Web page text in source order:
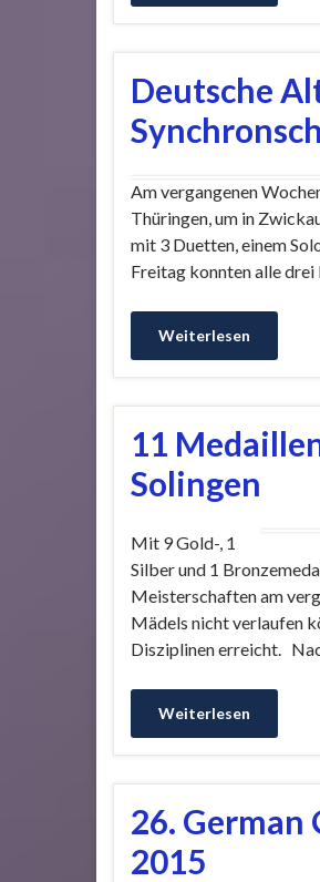
Deutsche
Am vergangenen
Thüringen, um in
mit 3 Duetten, einem
Freitag konnten alle
Weiterlesen
11
Solingen
Mit 9 Gold-, 1
Silber und 1
Meisterschaften am
Mädels nicht verlaufen
Disziplinen erreicht.
Weiterlesen
26. German
2015